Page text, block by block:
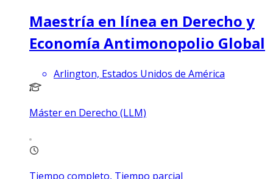
Maestría en línea en Derecho y
Economía Antimonopolio Global
Arlington, Estados Unidos de América
Máster en Derecho (LLM)
Tiempo completo, Tiempo parcial